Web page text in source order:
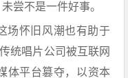
尝不是一件好事。
场怀旧风潮也有助于
统唱片公司被互联网
体平台篡夺，以资本